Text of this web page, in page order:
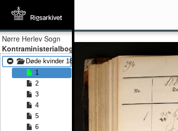
Nørre Herlev Sogn
Kontraministerialbog
Døde kvinder 1881 - Døde kvinder 1891
1
2
3
4
5
6